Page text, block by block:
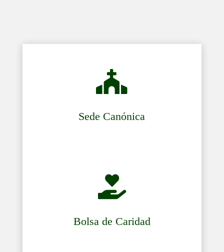

Sede Canónica

Bolsa de Caridad